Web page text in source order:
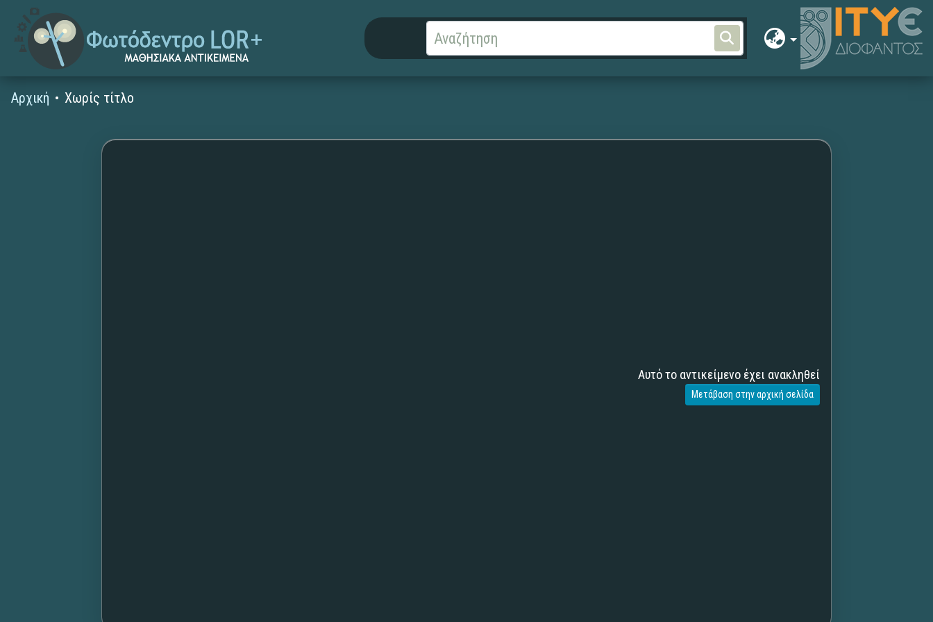
Αρχική Χωρίς τίτλο
Αυτό το αντικείμενο έχει ανακληθεί
Μετάβαση στην αρχική σελίδα